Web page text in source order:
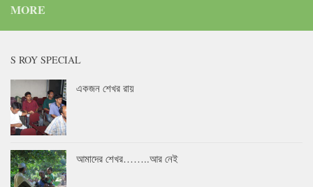
MORE
S ROY SPECIAL
একজন শেখর রায়
আমাদের শেখর……..আর নেই